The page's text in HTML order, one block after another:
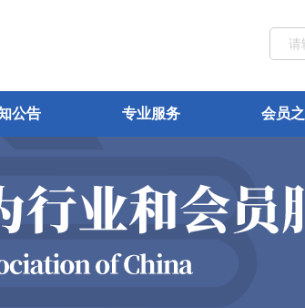
公告 专业服务 会员